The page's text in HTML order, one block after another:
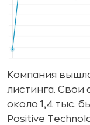
Компания
листинга. Свои
около 1,4 тыс.
Positive